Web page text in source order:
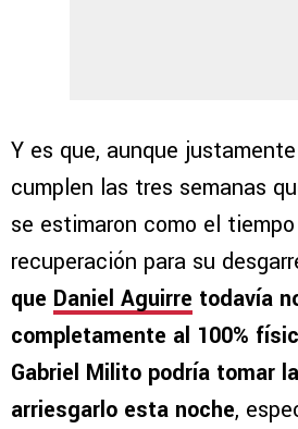
Y es que, aunque
cumplen las tres semanas
se estimaron como el
recuperación para su
que Daniel Aguirre todavía
completamente al 100%
Gabriel Milito podría tomar
arriesgarlo esta noche,